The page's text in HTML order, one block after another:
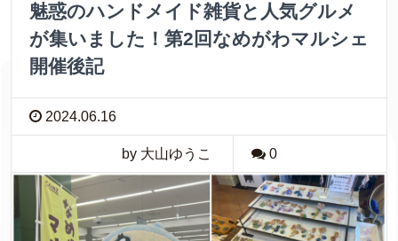
魅惑のハンドメイド雑貨と人気グルメ
が集いました！第2回なめがわマルシェ
開催後記
2024.06.16
by 大山ゆうこ 0